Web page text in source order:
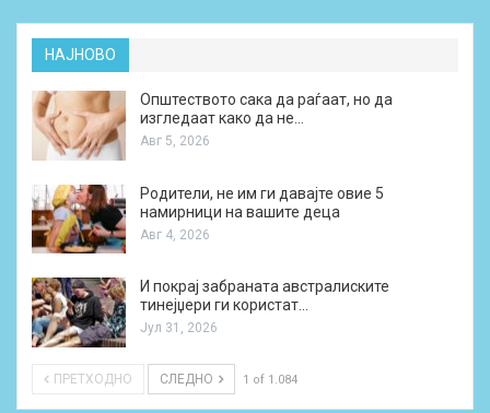
НАЈНОВО
Општеството сака да раѓаат, но да
изгледаат како да не…
Авг 5, 2026
Родители, не им ги давајте овие 5
намирници на вашите деца
Авг 4, 2026
И покрај забраната австралиските
тинејџери ги користат…
Јул 31, 2026
ПРЕТХОДНО СЛЕДНО 1 of 1.084